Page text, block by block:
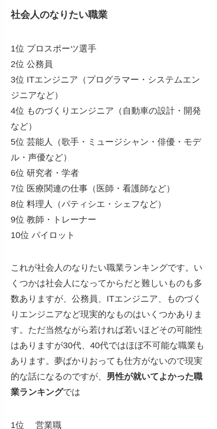
社会人のなりたい職業
1位 プロスポーツ選手
2位 公務員
3位 ITエンジニア（プログラマー・システムエン
ジニアなど）
4位 ものづくりエンジニア（自動車の設計・開発
など）
5位 芸能人（歌手・ミュージシャン・俳優・モデ
ル・声優など）
6位 研究者・学者
7位 医療関連の仕事（医師・看護師など）
8位 料理人（パティシエ・シェフなど）
9位 教師・トレーナー
10位 パイロット
これが社会人のなりたい職業ランキングです。い
くつかは社会人になってからだと難しいものも多
数ありますが、公務員、ITエンジニア、ものづく
りエンジニアなど現実的なものはいくつかありま
す。ただ当然ながら若ければ若いほどその可能性
はありますが30代、40代ではほぼ不可能な職業も
あります。夢ばかりおっても仕方がないので現実
的な話になるのですが、 男性が就いてよかった職
業ランキングでは
1位 営業職